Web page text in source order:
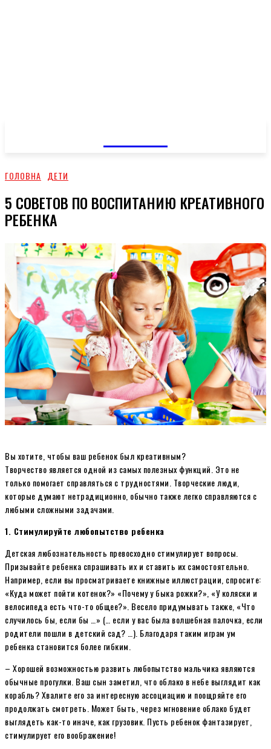
ГОЛОВНА ДЕТИ
5 СОВЕТОВ ПО ВОСПИТАНИЮ КРЕАТИВНОГО
РЕБЕНКА
Вы хотите, чтобы ваш ребенок был креативным?
Творчество является одной из самых полезных функций. Это не
только помогает справляться с трудностями. Творческие люди,
которые думают нетрадиционно, обычно также легко справляются с
любыми сложными задачами.
1. Стимулируйте любопытство ребенка
Детская любознательность превосходно стимулирует вопросы.
Призывайте ребенка спрашивать их и ставить их самостоятельно.
Например, если вы просматриваете книжные иллюстрации, спросите:
«Куда может пойти котенок?» «Почему у быка рожки?», «У коляски и
велосипеда есть что-то общее?». Весело придумывать также, «Что
случилось бы, если бы …» (… если у вас была волшебная палочка, если
родители пошли в детский сад? …). Благодаря таким играм ум
ребенка становится более гибким.
– Хорошей возможностью развить любопытство мальчика являются
обычные прогулки. Ваш сын заметил, что облако в небе выглядит как
корабль? Хвалите его за интересную ассоциацию и поощряйте его
продолжать смотреть. Может быть, через мгновение облако будет
выглядеть как-то иначе, как грузовик. Пусть ребенок фантазирует,
стимулирует его воображение!